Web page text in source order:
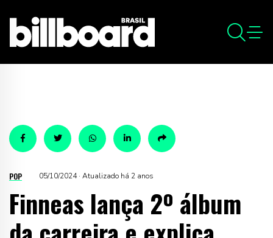
POP 05/10/2024 · Atualizado há 2 anos
Finneas lança 2º álbum